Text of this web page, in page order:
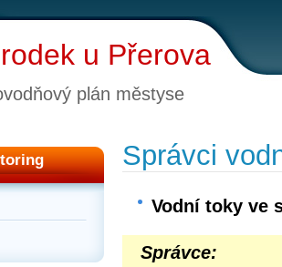
u Přerova
plán městyse
Správci
Vodní toky ve
Správce: